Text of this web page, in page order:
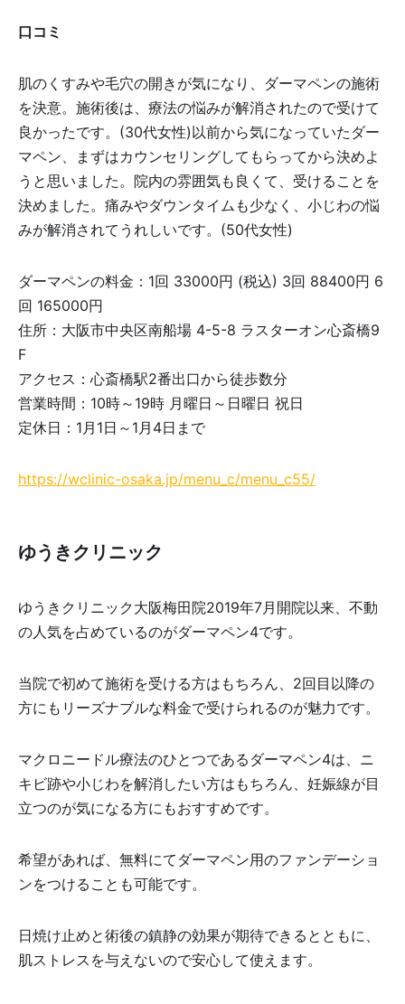
口コミ
肌のくすみや毛穴の開きが気になり、ダーマペンの施術
を決意。施術後は、療法の悩みが解消されたので受けて
良かったです。(30代女性)以前から気になっていたダー
マペン、まずはカウンセリングしてもらってから決めよ
うと思いました。院内の雰囲気も良くて、受けることを
決めました。痛みやダウンタイムも少なく、小じわの悩
みが解消されてうれしいです。(50代女性)
ダーマペンの料金：1回 33000円 (税込) 3回 88400円 6
回 165000円
住所：大阪市中央区南船場 4-5-8 ラスターオン心斎橋9
F
アクセス：心斎橋駅2番出口から徒歩数分
営業時間：10時～19時 月曜日～日曜日 祝日
定休日：1月1日～1月4日まで
https://wclinic-osaka.jp/menu_c/menu_c55/
ゆうきクリニック
ゆうきクリニック大阪梅田院2019年7月開院以来、不動
の人気を占めているのがダーマペン4です。
当院で初めて施術を受ける方はもちろん、2回目以降の
方にもリーズナブルな料金で受けられるのが魅力です。
マクロニードル療法のひとつであるダーマペン4は、ニ
キビ跡や小じわを解消したい方はもちろん、妊娠線が目
立つのが気になる方にもおすすめです。
希望があれば、無料にてダーマペン用のファンデーショ
ンをつけることも可能です。
日焼け止めと術後の鎮静の効果が期待できるとともに、
肌ストレスを与えないので安心して使えます。